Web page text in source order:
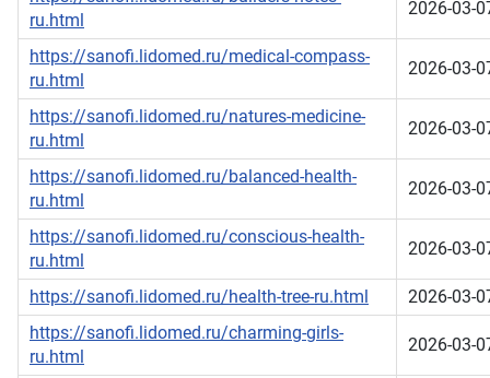
ru.html
2026-03-
https://sanofi.lidomed.ru/medical-compass-
ru.html
2026-03-
https://sanofi.lidomed.ru/natures-medicine-
ru.html
2026-03-
https://sanofi.lidomed.ru/balanced-health-
ru.html
2026-03-
https://sanofi.lidomed.ru/conscious-health-
ru.html
2026-03-
https://sanofi.lidomed.ru/health-tree-ru.html
2026-03-
https://sanofi.lidomed.ru/charming-girls-
ru.html
2026-03-